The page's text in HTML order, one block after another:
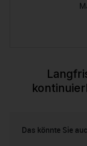
Das könnte Sie